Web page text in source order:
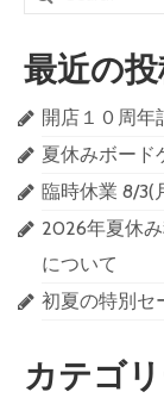
最近の
開店１０周年
夏休みボード
臨時休業 8/3(
2026年夏休
について
初夏の特別セ
カテゴ